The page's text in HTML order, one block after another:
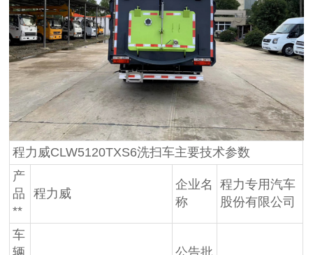
程力威CLW5120TXS6洗扫车主要技术参数
产
品
**
程力威
企业名
称
程力专用汽车
股份有限公司
车